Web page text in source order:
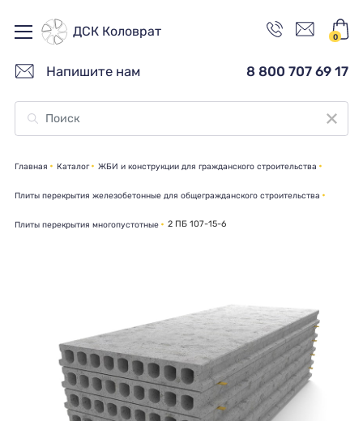
ДСК Коловрат 0
Напишите нам 8 800 707 69 17
Главная Каталог ЖБИ и конструкции для гражданского строительства
Плиты перекрытия железобетонные для общегражданского строительства
Плиты перекрытия многопустотные 2 ПБ 107-15-6